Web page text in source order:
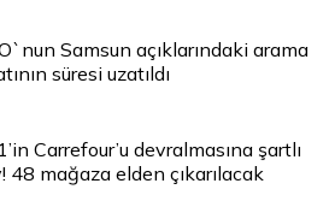
Samsun açıklarındaki arama
süresi uzatıldı
Carrefour’u devralmasına şartlı
48 mağaza elden çıkarılacak